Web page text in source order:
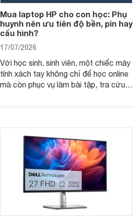
Mua laptop HP cho con học: Phụ
huynh nên ưu tiên độ bền, pin hay
cấu hình?
17/07/2026
Với học sinh, sinh viên, một chiếc máy
tính xách tay không chỉ để học online
mà còn phục vụ làm bài tập, tra cứu,
thay vì chỉ so sánh cấu hình trên giấy.